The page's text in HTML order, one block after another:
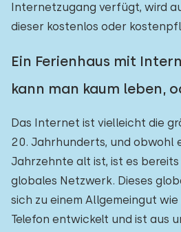
Internetzugang verfügt, wird
dieser kostenlos oder
Ein Ferienhaus mit
kann man kaum leben,
Das Internet ist vielleicht die
20. Jahrhunderts, und obwohl
Jahrzehnte alt ist, ist es bereits
globales Netzwerk. Dieses
sich zu einem Allgemeingut
Telefon entwickelt und ist aus